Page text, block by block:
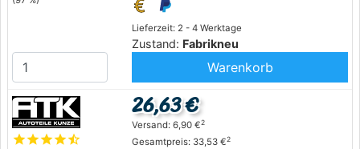
Lieferzeit: 2 - 4 Werktage
Zustand: Fabrikneu
Warenkorb
starstarstarstarstar_half
26,63 €
Versand: 6,90 €2
Gesamtpreis: 33,53 €2